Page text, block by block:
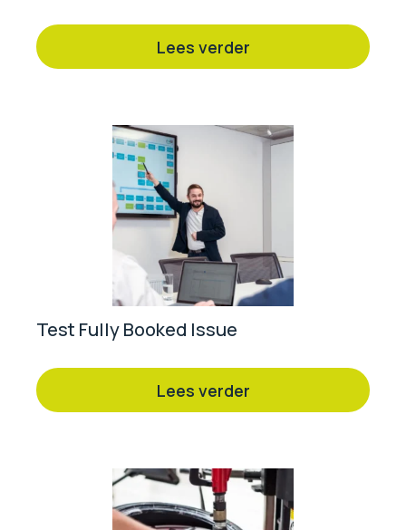
Lees verder
Test Fully Booked Issue
Lees verder